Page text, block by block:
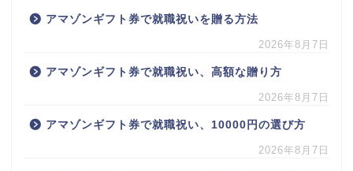
アマゾンギフト券で就職祝いを贈る方法
2026年8月7日
アマゾンギフト券で就職祝い、高額な贈り方
2026年8月7日
アマゾンギフト券で就職祝い、10000円の選び方
2026年8月7日